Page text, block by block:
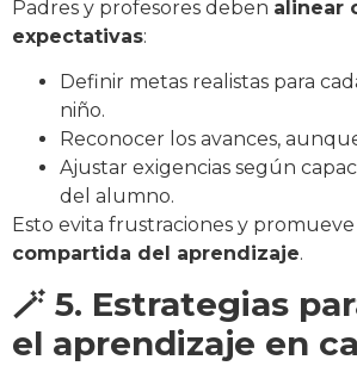
Padres y profesores deben alinear
expectativas:
Definir metas realistas para
niño.
Reconocer los avances,
Ajustar exigencias según
del alumno.
Esto evita frustraciones y promueve
compartida del aprendizaje.
🪄 5. Estrategias
el aprendizaje en